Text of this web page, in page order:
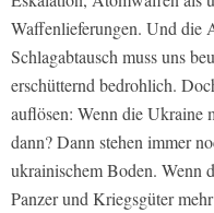
Waffenlieferungen. Und die
Schlagabtausch muss uns
erschütternd bedrohlich.
auflösen: Wenn die Ukraine
dann? Dann stehen immer
ukrainischem Boden. Wenn
Panzer und Kriegsgüter